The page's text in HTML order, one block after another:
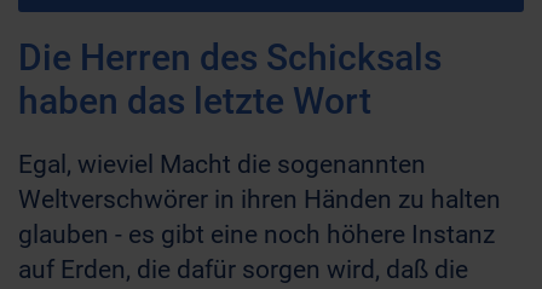
Die Herren des Schicksals
haben das letzte Wort
Egal, wieviel Macht die sogenannten
Weltverschwörer in ihren Händen zu halten
glauben - es gibt eine noch höhere Instanz
auf Erden, die dafür sorgen wird, daß die